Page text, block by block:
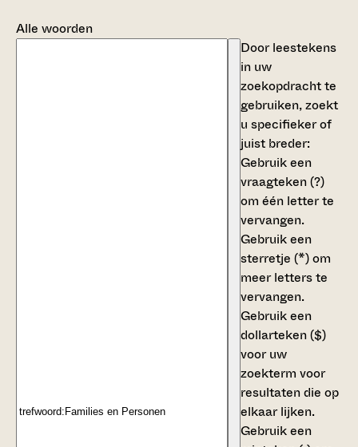
Alle woorden
Door leestekens
in uw
zoekopdracht te
gebruiken, zoekt
u specifieker of
juist breder:
Gebruik een
vraagteken (?)
om één letter te
vervangen.
Gebruik een
sterretje (*)om
meer letters te
vervangen.
Gebruik een
dollarteken ($)
voor uw
zoekterm voor
resultaten die op
elkaar lijken.
Gebruik een